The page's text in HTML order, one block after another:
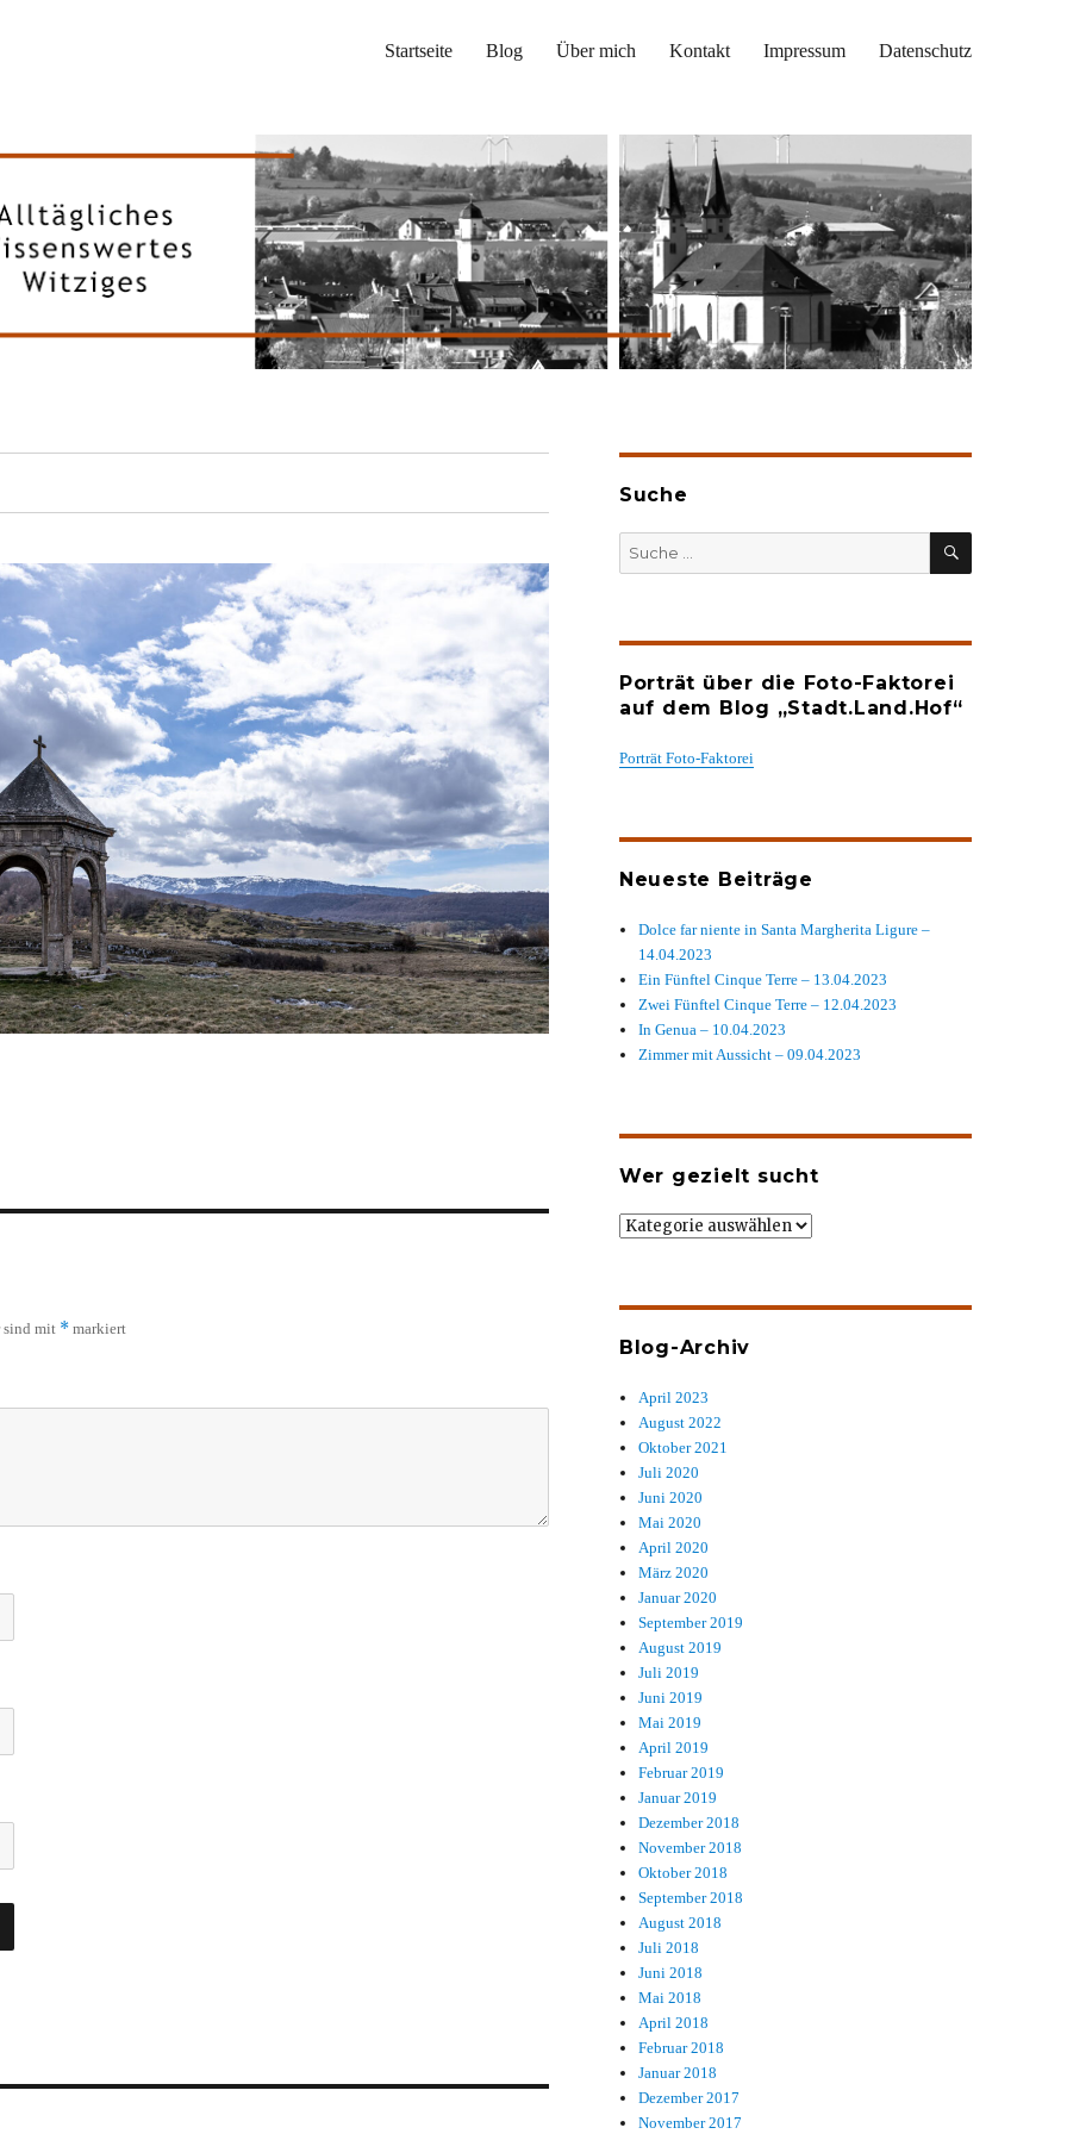
Startseite Blog Über mich Kontakt Impressum Datenschutz
sind mit * markiert
Suche
SUCHEN
Porträt über die Foto-Faktorei
auf dem Blog „Stadt.Land.Hof“
Porträt Foto-Faktorei
Neueste Beiträge
Dolce far niente in Santa Margherita Ligure –
14.04.2023
Ein Fünftel Cinque Terre – 13.04.2023
Zwei Fünftel Cinque Terre – 12.04.2023
In Genua – 10.04.2023
Zimmer mit Aussicht – 09.04.2023
Wer gezielt sucht
Wer
Blog-Archiv
April 2023
August 2022
Oktober 2021
Juli 2020
Juni 2020
Mai 2020
April 2020
März 2020
Januar 2020
September 2019
August 2019
Juli 2019
Juni 2019
Mai 2019
April 2019
Februar 2019
Januar 2019
Dezember 2018
November 2018
Oktober 2018
September 2018
August 2018
Juli 2018
Juni 2018
Mai 2018
April 2018
Februar 2018
Januar 2018
Dezember 2017
November 2017